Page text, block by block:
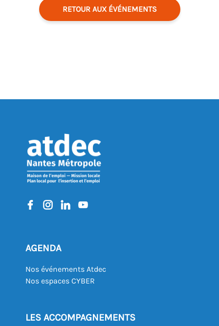
RETOUR AUX ÉVÉNEMENTS
AGENDA
Nos événements Atdec
Nos espaces CYBER
LES ACCOMPAGNEMENTS